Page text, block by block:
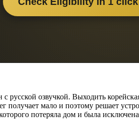
озвучкой. Выходить
мало и поэтому решает
потеряла дом и была